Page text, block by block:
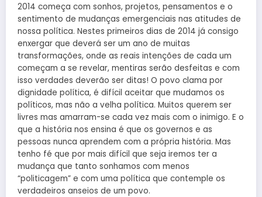
2014 começa com sonhos, projetos, pensamentos e o
sentimento de mudanças emergenciais nas atitudes de
nossa política. Nestes primeiros dias de 2014 já consigo
enxergar que deverá ser um ano de muitas
transformações, onde as reais intenções de cada um
começam a se revelar, mentiras serão desfeitas e com
isso verdades deverão ser ditas! O povo clama por
dignidade política, é difícil aceitar que mudamos os
políticos, mas não a velha política. Muitos querem ser
livres mas amarram-se cada vez mais com o inimigo. E o
que a história nos ensina é que os governos e as
pessoas nunca aprendem com a própria história. Mas
tenho fé que por mais difícil que seja iremos ter a
mudança que tanto sonhamos com menos
“politicagem” e com uma política que contemple os
verdadeiros anseios de um povo.